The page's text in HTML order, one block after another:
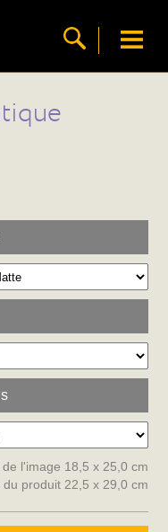
de l'image 18,5 x 25,0 cm
du produit 22,5 x 29,0 cm